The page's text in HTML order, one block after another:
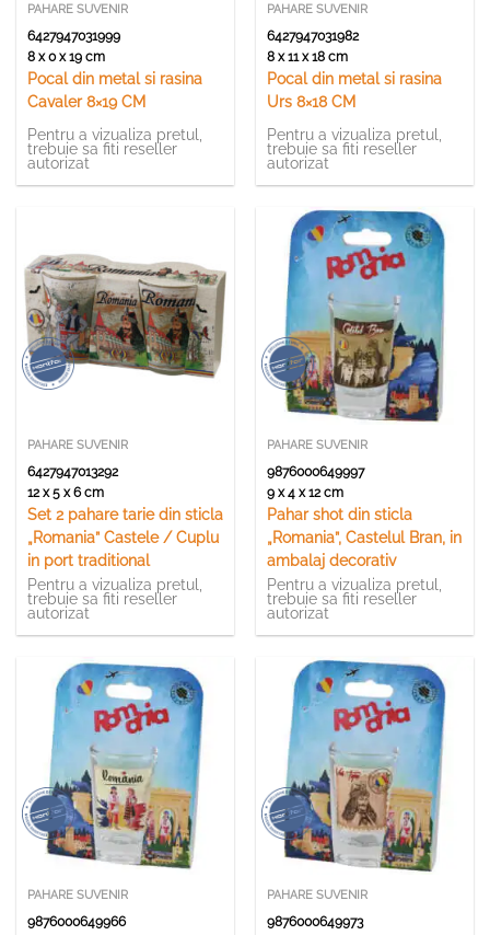
PAHARE SUVENIR
6427947031999
8 x 0 x 19 cm
Pocal din metal si rasina
Cavaler 8×19 CM
Pentru a vizualiza pretul,
trebuie sa fiti reseller
autorizat
PAHARE SUVENIR
6427947031982
8 x 11 x 18 cm
Pocal din metal si rasina
Urs 8×18 CM
Pentru a vizualiza pretul,
trebuie sa fiti reseller
autorizat
PAHARE SUVENIR
6427947013292
12 x 5 x 6 cm
Set 2 pahare tarie din sticla
„Romania” Castele / Cuplu
in port traditional
Pentru a vizualiza pretul,
trebuie sa fiti reseller
autorizat
PAHARE SUVENIR
9876000649997
9 x 4 x 12 cm
Pahar shot din sticla
„Romania”, Castelul Bran, in
ambalaj decorativ
Pentru a vizualiza pretul,
trebuie sa fiti reseller
autorizat
PAHARE SUVENIR
9876000649966
PAHARE SUVENIR
9876000649973